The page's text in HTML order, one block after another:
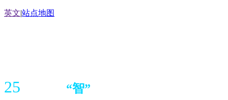
英文|站点地图
25 “智”